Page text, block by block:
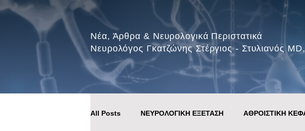
Νέα, Άρθρα & Νευρολογικά Περιστατικά
Νευρολόγος Γκατζώνης Στέργιος - Στυλιανός
All Posts ΝΕΥΡΟΛΟΓΙΚΗ ΕΞΕΤΑΣΗ ΑΘΡΟΙΣΤΙΚΗ